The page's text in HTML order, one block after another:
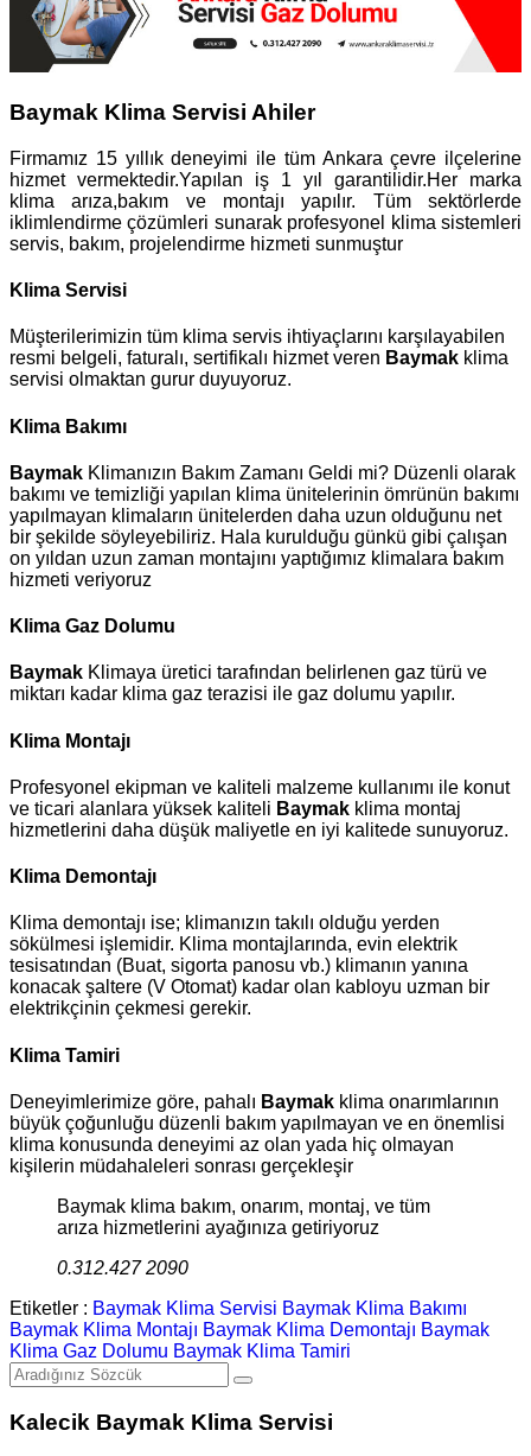
Baymak Klima Servisi Ahiler
Firmamız 15 yıllık deneyimi ile tüm Ankara çevre ilçelerine
hizmet vermektedir.Yapılan iş 1 yıl garantilidir.Her marka
klima arıza,bakım ve montajı yapılır. Tüm sektörlerde
iklimlendirme çözümleri sunarak profesyonel klima sistemleri
servis, bakım, projelendirme hizmeti sunmuştur
Klima Servisi
Müşterilerimizin tüm klima servis ihtiyaçlarını karşılayabilen
resmi belgeli, faturalı, sertifikalı hizmet veren Baymak klima
servisi olmaktan gurur duyuyoruz.
Klima Bakımı
Baymak Klimanızın Bakım Zamanı Geldi mi? Düzenli olarak
bakımı ve temizliği yapılan klima ünitelerinin ömrünün bakımı
yapılmayan klimaların ünitelerden daha uzun olduğunu net
bir şekilde söyleyebiliriz. Hala kurulduğu günkü gibi çalışan
on yıldan uzun zaman montajını yaptığımız klimalara bakım
hizmeti veriyoruz
Klima Gaz Dolumu
Baymak Klimaya üretici tarafından belirlenen gaz türü ve
miktarı kadar klima gaz terazisi ile gaz dolumu yapılır.
Klima Montajı
Profesyonel ekipman ve kaliteli malzeme kullanımı ile konut
ve ticari alanlara yüksek kaliteli Baymak klima montaj
hizmetlerini daha düşük maliyetle en iyi kalitede sunuyoruz.
Klima Demontajı
Klima demontajı ise; klimanızın takılı olduğu yerden
sökülmesi işlemidir. Klima montajlarında, evin elektrik
tesisatından (Buat, sigorta panosu vb.) klimanın yanına
konacak şaltere (V Otomat) kadar olan kabloyu uzman bir
elektrikçinin çekmesi gerekir.
Klima Tamiri
Deneyimlerimize göre, pahalı Baymak klima onarımlarının
büyük çoğunluğu düzenli bakım yapılmayan ve en önemlisi
klima konusunda deneyimi az olan yada hiç olmayan
kişilerin müdahaleleri sonrası gerçekleşir
Baymak klima bakım, onarım, montaj, ve tüm
arıza hizmetlerini ayağınıza getiriyoruz
0.312.427 2090
Etiketler : Baymak Klima Servisi Baymak Klima Bakımı
Baymak Klima Montajı Baymak Klima Demontajı Baymak
Klima Gaz Dolumu Baymak Klima Tamiri
Kalecik Baymak Klima Servisi